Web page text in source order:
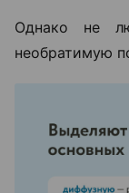
Однако не
необратимую